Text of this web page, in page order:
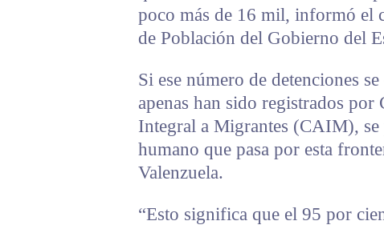
poco más de 16 mil, informó el
de Población del Gobierno del
Si ese número de detenciones
apenas han sido registrados
Integral a Migrantes (CAIM),
humano que pasa por esta
Valenzuela.
“Esto significa que el 95 por